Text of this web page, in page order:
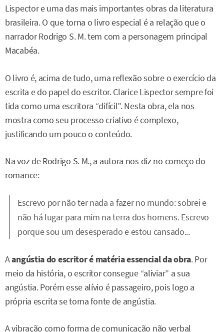
Lispector e uma das mais importantes obras da literatura
brasileira. O que torna o livro especial é a relação que o
narrador Rodrigo S. M. tem com a personagem principal
Macabéa.
O livro é, acima de tudo, uma reflexão sobre o exercício da
escrita e do papel do escritor. Clarice Lispector sempre foi
tida como uma escritora “difícil”. Nesta obra, ela nos
mostra como seu processo criativo é complexo,
justificando um pouco o conteúdo.
Na voz de Rodrigo S. M., a autora nos diz no começo do
romance:
Escrevo por não ter nada a fazer no mundo: sobrei e
não há lugar para mim na terra dos homens. Escrevo
porque sou um desesperado e estou cansado...
Aangústia do escritor é matéria essencial da obra. Por
meio da história, o escritor consegue “aliviar” a sua
angústia. Porém esse alívio é passageiro, pois logo a
própria escrita se torna fonte de angústia.
A vibração como forma de comunicação não verbal